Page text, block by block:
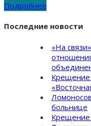
Подробнее
Последние новости
«На
больнице
Крещение